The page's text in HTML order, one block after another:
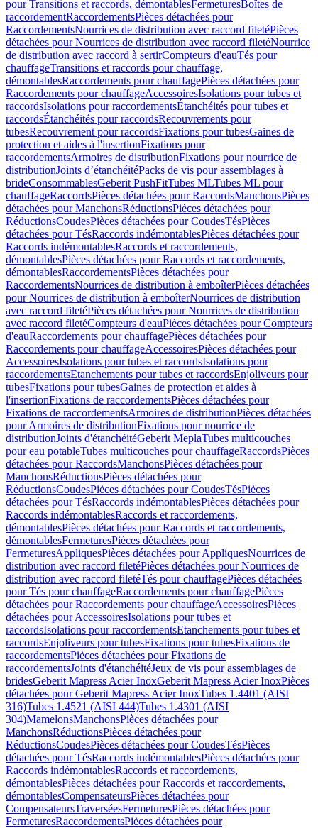
pour Transitions et raccords, démontablesFermeturesBoîtes de
raccordementRaccordementsPièces détachées pour
RaccordementsNourrices de distribution avec raccord filetéPièces
détachées pour Nourrices de distribution avec raccord filetéNourrice
de distribution avec raccord à sertirCompteurs d'eauTés pour
chauffageTransitions et raccords pour chauffage,
démontablesRaccordements pour chauffagePièces détachées pour
Raccordements pour chauffageAccessoiresIsolations pour tubes et
raccordsIsolations pour raccordementsÉtanchéités pour tubes et
raccordsÉtanchéités pour raccordsRecouvrements pour
tubesRecouvrement pour raccordsFixations pour tubesGaines de
protection et aides à l'insertionFixations pour
raccordementsArmoires de distributionFixations pour nourrice de
distributionJoints d’étanchéitéPacks de vis pour assemblages à
brideConsommablesGeberit PushFitTubes MLTubes ML pour
chauffageRaccordsPièces détachées pour RaccordsManchonsPièces
détachées pour ManchonsRéductionsPièces détachées pour
RéductionsCoudesPièces détachées pour CoudesTésPièces
détachées pour TésRaccords indémontablesPièces détachées pour
Raccords indémontablesRaccords et raccordements,
démontablesPièces détachées pour Raccords et raccordements,
démontablesRaccordementsPièces détachées pour
RaccordementsNourrices de distribution à emboîterPièces détachées
pour Nourrices de distribution à emboîterNourrices de distribution
avec raccord filetéPièces détachées pour Nourrices de distribution
avec raccord filetéCompteurs d'eauPièces détachées pour Compteurs
d'eauRaccordements pour chauffagePièces détachées pour
Raccordements pour chauffageAccessoiresPièces détachées pour
AccessoiresIsolations pour tubes et raccordsIsolations pour
raccordementsEtanchements pour tubes et raccordsEnjoliveurs pour
tubesFixations pour tubesGaines de protection et aides à
l'insertionFixations de raccordementsPièces détachées pour
Fixations de raccordementsArmoires de distributionPièces détachées
pour Armoires de distributionFixations pour nourrice de
distributionJoints d'étanchéitéGeberit MeplaTubes multicouches
pour eau potableTubes multicouches pour chauffageRaccordsPièces
détachées pour RaccordsManchonsPièces détachées pour
ManchonsRéductionsPièces détachées pour
RéductionsCoudesPièces détachées pour CoudesTésPièces
détachées pour TésRaccords indémontablesPièces détachées pour
Raccords indémontablesRaccords et raccordements,
démontablesPièces détachées pour Raccords et raccordements,
démontablesFermeturesPièces détachées pour
FermeturesAppliquesPièces détachées pour AppliquesNourrices de
distribution avec raccord filetéPièces détachées pour Nourrices de
distribution avec raccord filetéTés pour chauffagePièces détachées
pour Tés pour chauffageRaccordements pour chauffagePièces
détachées pour Raccordements pour chauffageAccessoiresPièces
détachées pour AccessoiresIsolations pour tubes et
raccordsIsolations pour raccordementsEtanchements pour tubes et
raccordsEnjoliveurs pour tubesFixations pour tubesFixations de
raccordementsPièces détachées pour Fixations de
raccordementsJoints d'étanchéitéJeux de vis pour assemblages de
bridesGeberit Mapress Acier InoxGeberit Mapress Acier InoxPièces
détachées pour Geberit Mapress Acier InoxTubes 1.4401 (AISI
316)Tubes 1.4521 (AISI 444)Tubes 1.4301 (AISI
304)MamelonsManchonsPièces détachées pour
ManchonsRéductionsPièces détachées pour
RéductionsCoudesPièces détachées pour CoudesTésPièces
détachées pour TésRaccords indémontablesPièces détachées pour
Raccords indémontablesRaccords et raccordements,
démontablesPièces détachées pour Raccords et raccordements,
démontablesCompensateursPièces détachées pour
CompensateursTraverséesFermeturesPièces détachées pour
FermeturesRaccordementsPièces détachées pour